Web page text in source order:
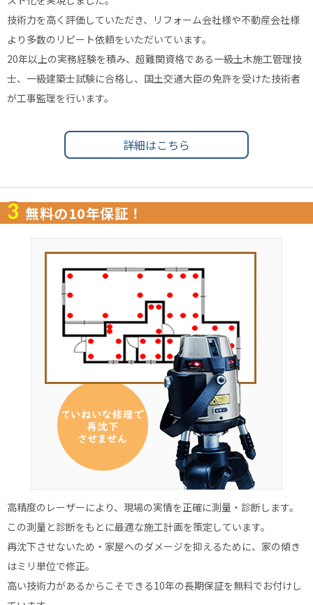
技術力を高く評価していただき、リフォーム会社様や不動産会社様
より多数のリピート依頼をいただいています。
20年以上の実務経験を積み、超難関資格である一級土木施工管理技
士、一級建築士試験に合格し、国土交通大臣の免許を受けた技術者
が工事監理を行います。
詳細はこちら
3 無料の10年保証！
高精度のレーザーにより、現場の実情を正確に測量・診断します。
この測量と診断をもとに最適な施工計画を策定しています。
再沈下させないため・家屋へのダメージを抑えるために、家の傾き
はミリ単位で修正。
高い技術力があるからこそできる10年の長期保証を無料でお付けし